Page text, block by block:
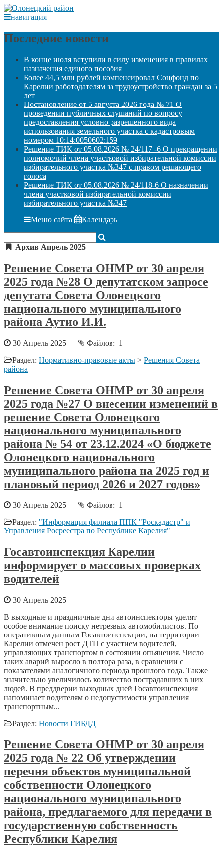
навигация
Последние новости
В конце июля вступили в силу изменения в правилах
назначения единого пособия
Более 44,5 млн рублей компенсировал Соцфонд по
Карелии работодателям за трудоустройство граждан за 5
лет
Постановление от 5 августа 2026 года № 71 О
проведении публичных слушаний по вопросу
предоставления условно разрешенного вида
использования земельного участка с кадастровым
номером 10:14:0050602:159
Решение ТИК от 05.08.2026 № 24/117 -6 О прекращении
полномочий члена участковой избирательной комиссии
избирательного участка №347 с правом решающего
голоса
Решение ТИК от 05.08.2026 № 24/118-6 О назначении
члена участковой избирательной комиссии
избирательного участка №347
Меню сайта Календарь
Архив Апрель 2025
Решение Совета ОНМР от 30 апреля
2025 года №28 О депутатском запросе
депутата Совета Олонецкого
национального муниципального
района Аутио И.И.
30 Апрель 2025
Файлов: 1
Раздел: Нормативно-правовые акты > Решения Совета
района
Решение Совета ОНМР от 30 апреля
2025 года №27 О внесении изменений в
решение Совета Олонецкого
национального муниципального
района № 54 от 23.12.2024 «О бюджете
Олонецкого национального
муниципального района на 2025 год и
плановый период 2026 и 2027 годов»
30 Апрель 2025
Файлов: 1
Раздел: "Информация филиала ППК "Роскадастр" и
Управления Росреестра по Республике Карелия"
Госавтоинспекция Карелии
информирует о массовых проверках
водителей
30 Апрель 2025
В выходные и праздничные дни автоинспекторы уделят
особое внимание поиску нетрезвых автомобилистов. По
оперативным данным Госавтоинспекции, на территории
Карелии отмечен рост ДТП с участием водителей,
управляющих транспортом в состоянии опьянения. Число
таких аварий выросло в полтора раза, в сравнении с
показателями аналогичного периода прошлого года. Также
значительно увеличилось количество пострадавших в них
людей. В преддверии выходных дней Госавтоинспекция
напоминает водителям о недопустимости управления
транспортным...
Раздел: Новости ГИБДД
Решение Совета ОНМР от 30 апреля
2025 года № 22 Об утверждении
перечня объектов муниципальной
собственности Олонецкого
национального муниципального
района, предлагаемого для передачи в
государственную собственность
Республики Карелия